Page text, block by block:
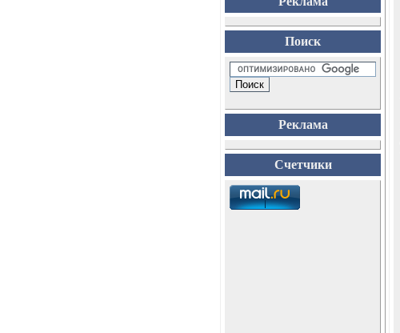
Поиск
Реклама
Счетчики